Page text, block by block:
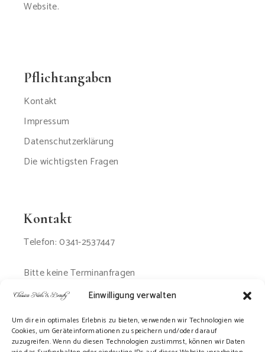
Einwilligung verwalten
Um dir ein optimales Erlebnis zu bieten, verwenden wir Technologien wie
Cookies, um Geräteinformationen zu speichern und/oder darauf
zuzugreifen. Wenn du diesen Technologien zustimmst, können wir Daten
Website.
Pflichtangaben
Kontakt
Impressum
Datenschutzerklärung
Die wichtigsten Fragen
Kontakt
Telefon: 0341-2537447
Bitte keine Terminanfragen
per Email oder SMS